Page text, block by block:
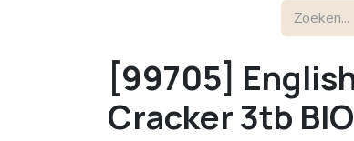
[99705]
Cracker 3tb BIO